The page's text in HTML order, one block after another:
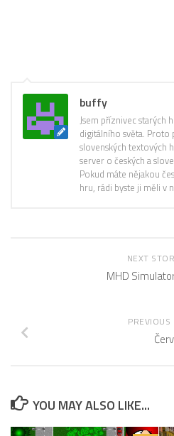
buffy
Jsem příznivec starých
digitálního světa. Proto
slovenských textových
server o českých a
Pokud máte nějakou
hru, rádi byste ji měli v
NEXT
MHD
PREVIOUS
YOU MAY ALSO LIKE...